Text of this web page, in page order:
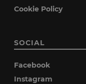
Cookie Policy
SOCIAL
Facebook
Instagram